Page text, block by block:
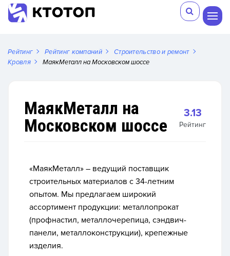
Рейтинг Рейтинг компаний
Строительство и ремонт
Кровля
МаякМеталл на Московском шоссе
МаякМеталл на
Московском шоссе
3.13
Рейтинг
«МаякМеталл» – ведущий поставщик
строительных материалов с 34-летним
опытом. Мы предлагаем широкий
ассортимент продукции: металлопрокат
(профнастил, металлочерепица, сэндвич-
панели, металлоконструкции), крепежные
изделия.